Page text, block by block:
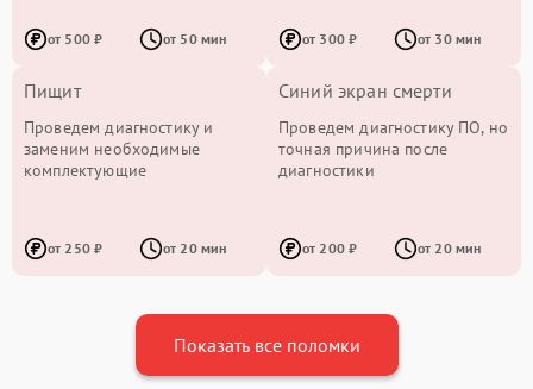
от 500 ₽ от 50 мин от 300 ₽ от 30 мин
Пищит
Проведем диагностику и
заменим необходимые
комплектующие
от 250 ₽ от 20 мин
Синий экран смерти
Проведем диагностику ПО, но
точная причина после
диагностики
от 200 ₽ от 20 мин
Показать все поломки